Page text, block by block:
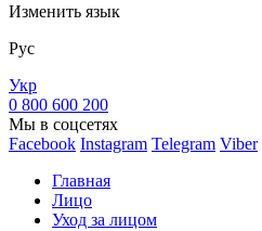
Изменить язык
Рус
Укр
0 800 600 200
Мы в соцсетях
Facebook Instagram Telegram Viber
Главная
Лицо
Уход за лицом